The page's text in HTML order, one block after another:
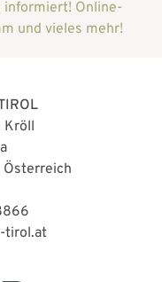
informiert! Online-
und vieles mehr!
Kröll
Österreich
tirol.at